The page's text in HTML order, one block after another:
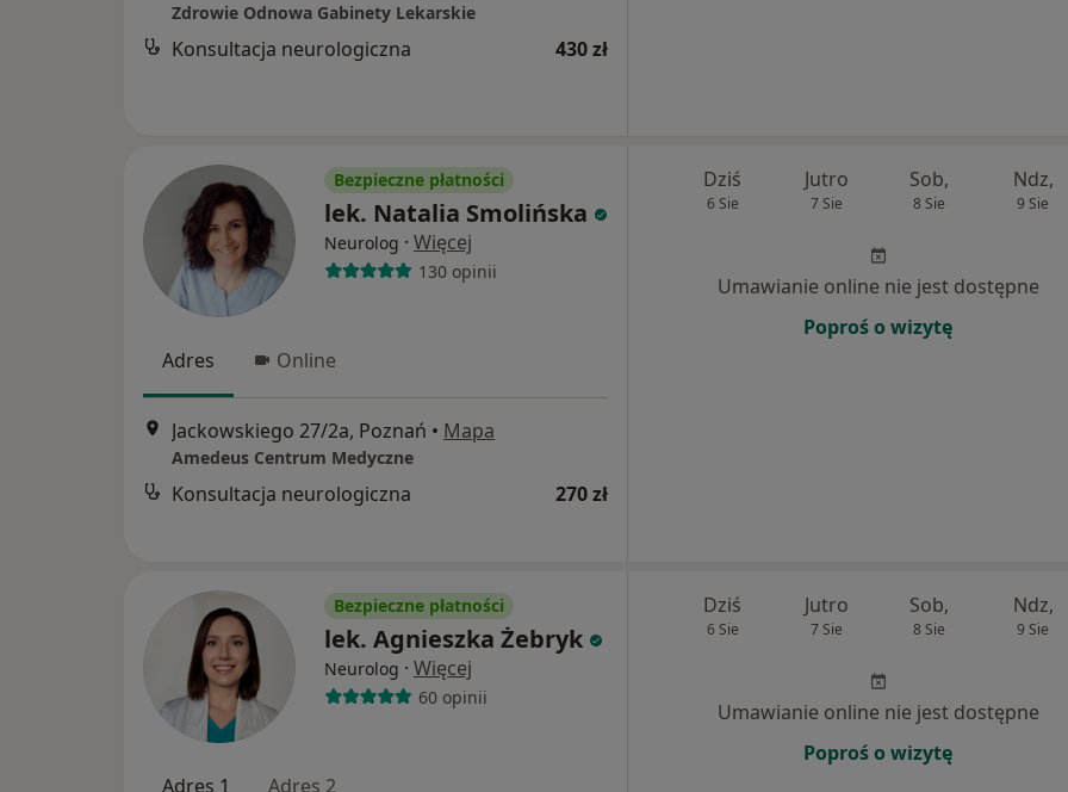
Zdrowie Odnowa Gabinety Lekarskie
Konsultacja neurologiczna 430 zł
Bezpieczne płatności
lek. Natalia Smolińska
Neurolog · Więcej
130 opinii
Adres Online
Jackowskiego 27/2a, Poznań • Mapa
Amedeus Centrum Medyczne
Konsultacja neurologiczna 270 zł
Dziś
6 Sie
Jutro
7 Sie
Sob,
8 Sie
Ndz,
9 Sie
Umawianie online nie jest dostępne
Poproś o wizytę
Bezpieczne płatności
lek. Agnieszka Żebryk
Neurolog · Więcej
60 opinii
Adres 1 Adres 2
Dziś
6 Sie
Jutro
7 Sie
Sob,
8 Sie
Ndz,
9 Sie
Umawianie online nie jest dostępne
Poproś o wizytę